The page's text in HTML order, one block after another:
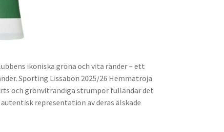
ikoniska gröna och vita ränder – ett
Sporting Lissabon 2025/26 Hemmatröja
och grönvitrandiga strumpor fulländar det
representation av deras älskade